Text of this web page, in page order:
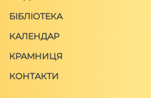
БІБЛІОТЕКА
КАЛЕНДАР
КРАМНИЦЯ
КОНТАКТИ